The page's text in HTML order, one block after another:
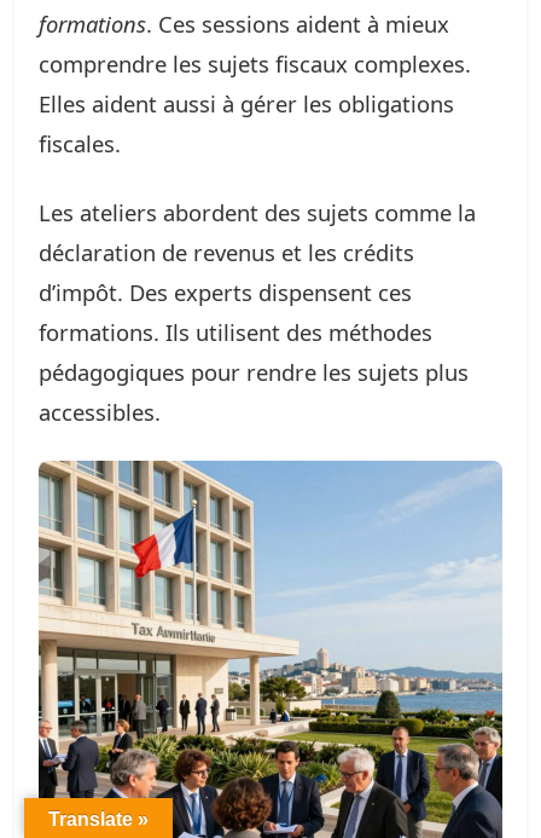
formations. Ces sessions aident à mieux
comprendre les sujets fiscaux complexes.
Elles aident aussi à gérer les obligations
fiscales.
Les ateliers abordent des sujets comme la
déclaration de revenus et les crédits
d’impôt. Des experts dispensent ces
formations. Ils utilisent des méthodes
pédagogiques pour rendre les sujets plus
accessibles.
Translate »